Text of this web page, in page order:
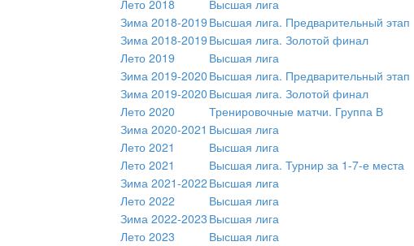
Лето 2018
Высшая лига
Зима 2018-2019 Высшая лига. Предварительный этап
Зима 2018-2019 Высшая лига. Золотой финал
Лето 2019
Высшая лига
Зима 2019-2020 Высшая лига. Предварительный этап
Зима 2019-2020 Высшая лига. Золотой финал
Лето 2020
Тренировочные матчи. Группа В
Зима 2020-2021 Высшая лига
Лето 2021
Высшая лига
Лето 2021
Высшая лига. Турнир за 1-7-е места
Зима 2021-2022 Высшая лига
Лето 2022
Высшая лига
Зима 2022-2023 Высшая лига
Лето 2023
Высшая лига